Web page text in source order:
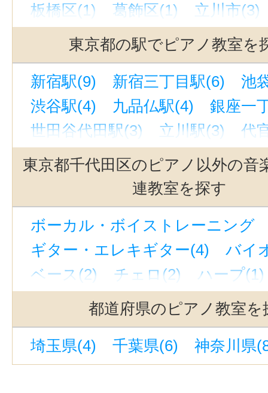
板橋区(1)
葛飾区(1)
立川市(3)
武蔵野市(3)
町田市(3)
東京都の駅でピアノ教室を
新宿駅(9) 新宿三丁目駅(6)
池
渋谷駅(4)
九品仏駅(4)
銀座一
世田谷代田駅(3)
立川駅(3)
代
吉祥寺駅(3)
駒沢大学駅(3)
自由が丘駅(東京)(3)
上野駅(3)
西太子堂駅(3)
奥沢駅(3)
下北
京成上野駅(3)
若林駅(東京)(3)
緑が丘駅(東京)(3)
有楽町駅(3)
恵比寿駅(東京)(3)
銀座駅(3)
町田駅(3)
中目黒駅(3)
三軒茶
神保町駅(2)
立川南駅(2)
御茶
新御茶ノ水駅(2)
尾山台駅(1)
東京都千代田区のピアノ以外の音
連教室を探す
ボーカル・ボイストレーニング
ギター・エレキギター(4)
バイ
ベース(2)
チェロ(2)
ハープ(1)
キーボード・鍵盤(1)
コンピュータミュージック・
作詞・作曲(1)
フルート(1)
声
都道府県のピアノ教室を
埼玉県(4) 千葉県(6) 神奈川県